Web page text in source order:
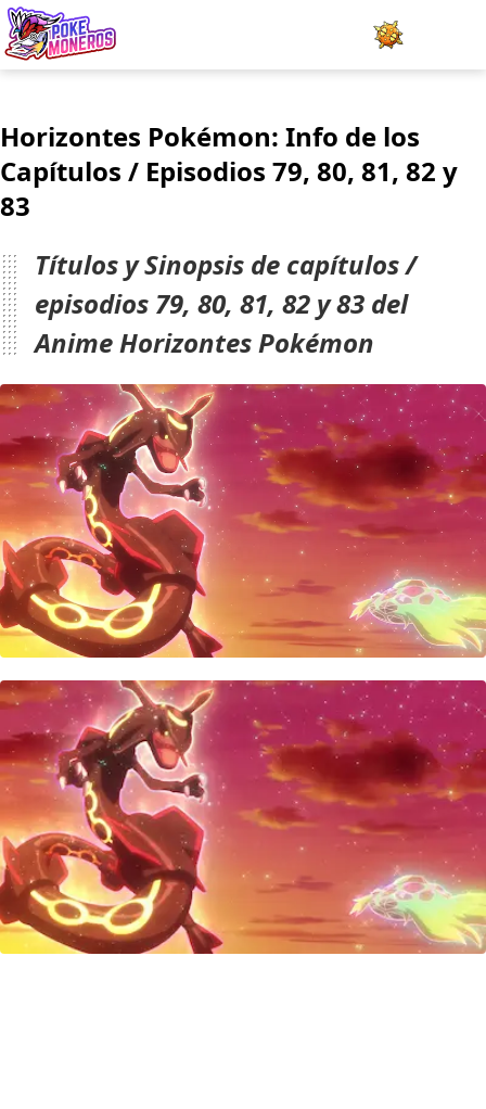
Minijuegos
Pokédex
Team Builder
Tabla de Tipos
Noticias
LOGIN
Horizontes Pokémon: Info de los
Capítulos / Episodios 79, 80, 81, 82 y
83
Títulos y Sinopsis de capítulos /
episodios 79, 80, 81, 82 y 83 del
Anime Horizontes Pokémon